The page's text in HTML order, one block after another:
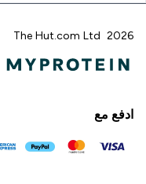
2026 The Hut.com Ltd
ادفع مع